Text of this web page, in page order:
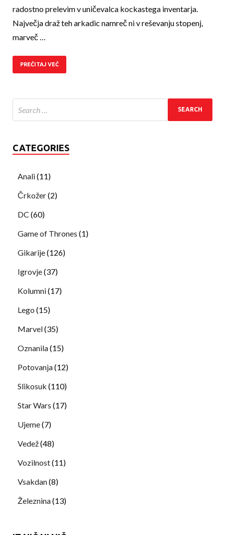
radostno prelevim v uničevalca kockastega inventarja.
Največja draž teh arkadic namreč ni v reševanju stopenj,
marveč …
PREČITAJ VEČ
CATEGORIES
Anali(11)
Črkožer(2)
DC (60)
Game of Thrones (1)
Gikarije(126)
Igrovje(37)
Kolumni(17)
Lego (15)
Marvel(35)
Oznanila(15)
Potovanja(12)
Slikosuk (110)
Star Wars (17)
Ujeme(7)
Vedež(48)
Vozilnost(11)
Vsakdan(8)
Železnina(13)